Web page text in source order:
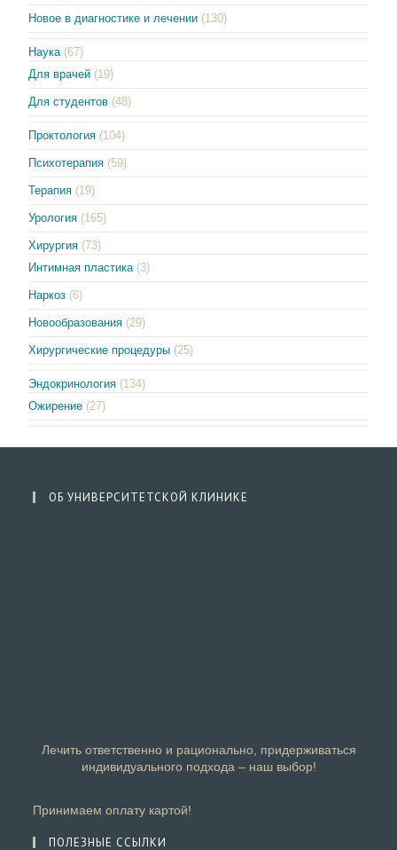
Новое в диагностике и лечении (130)
Наука (67)
Для врачей (19)
Для студентов (48)
Проктология (104)
Психотерапия (59)
Терапия (19)
Урология (165)
Хирургия (73)
Интимная пластика (3)
Наркоз (6)
Новообразования (29)
Хирургические процедуры (25)
Эндокринология (134)
Ожирение (27)
ОБ УНИВЕРСИТЕТСКОЙ КЛИНИКЕ
Лечить ответственно и рационально, придерживаться
индивидуального подхода – наш выбор!
Принимаем оплату картой!
ПОЛЕЗНЫЕ ССЫЛКИ